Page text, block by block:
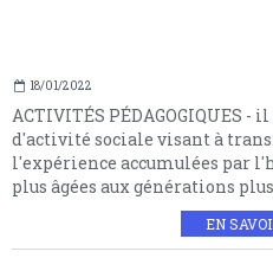
18/01/2022
ACTIVITÉS PÉDAGOGIQUES
d'activité sociale visant à
l'expérience accumulées par
plus âgées aux générations
EN